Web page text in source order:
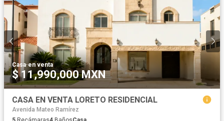
Casa·en venta
$ 11,990,000 MXN
CASA EN VENTA LORETO RESIDENCIAL
Avenida Mateo Ramírez